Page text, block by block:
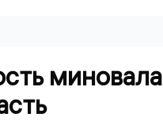
миновала